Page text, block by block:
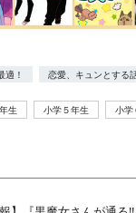
適！ 恋愛、キュンとする
生 小学５年生 小学